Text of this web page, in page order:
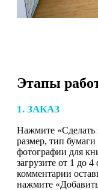
Этапы
1. ЗАКАЗ
Нажмите «Сделать
размер, тип
фотографии для
загрузите от 1 до
комментарии
нажмите